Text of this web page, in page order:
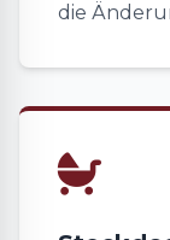
die